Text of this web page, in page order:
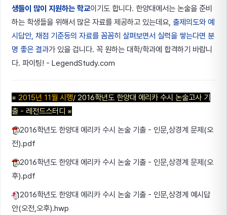
생들이 많이 지원하는 학교이기도 합니다. 한양대에서는 논술을 준비
하는 학생들을 위해서 많은 자료를 제공하고 있는데요, 출제의도와 예
시답안, 채점 기준등의 자료를 꼼꼼히 살펴보면서 실력을 쌓는다면 분
명 좋은 결과가 있을 겁니다. 꼭 원하는 대학/학과에 합격하기 바랍니
다. 파이팅! - LegendStudy.com
※ 2015년 11월 시행/ 2016학년도 한양대 에리카 수시 논술고사 기
출 - 레전드스터디 ※
2016학년도 한양대 에리카 수시 논술 기출 - 인문,상경계 문제(오
전).pdf
2016학년도 한양대 에리카 수시 논술 기출 - 인문,상경계 문제(오
후).pdf
2016학년도 한양대 에리카 수시 논술 기출 - 인문,상경계 예시답
안(오전,오후).hwp